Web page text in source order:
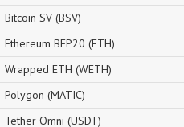
Bitcoin SV (BSV)
Ethereum BEP20 (ETH)
Wrapped ETH (WETH)
Polygon (MATIC)
Tether Omni (USDT)